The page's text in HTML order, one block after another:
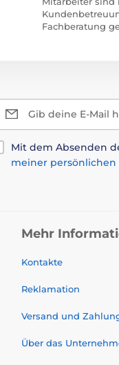
Fachberatung
Gib deine E-Mail
Mit dem Absenden
meiner
Mehr
Kontakte
Reklamation
Versand und
Über das